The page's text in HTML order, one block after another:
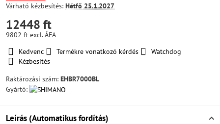
Várható kézbesítés: Hétfő 25.1.2027
12448 ft
9802 ft excl. ÁFA
Kedvenc
Termékre vonatkozó kérdés
Watchdog
Kézbesítés
Raktározási szám: EHBR7000BL
Gyártó:
Leírás (Automatikus fordítás)